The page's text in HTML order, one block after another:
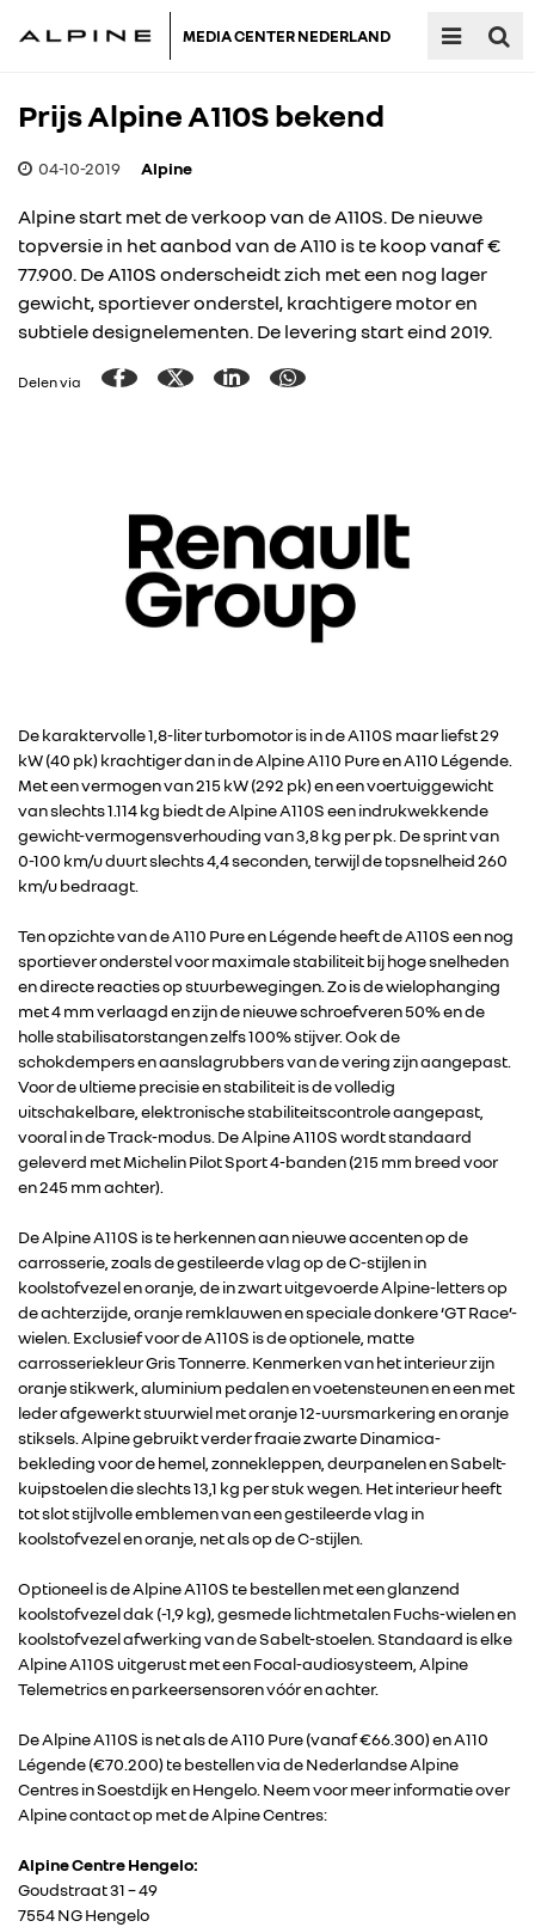
MEDIA CENTER NEDERLAND
RENAULT GROUP
RENAULT
DACIA
ALPINE
FOTO’S & VIDEO’S
Prijs Alpine A110S bekend
04-10-2019 Alpine
Alpine start met de verkoop van de A110S. De nieuwe
topversie in het aanbod van de A110 is te koop vanaf €
77.900. De A110S onderscheidt zich met een nog lager
gewicht, sportiever onderstel, krachtigere motor en
subtiele designelementen. De levering start eind 2019.
Delen via
De karaktervolle 1,8-liter turbomotor is in de A110S maar liefst 29
kW (40 pk) krachtiger dan in de Alpine A110 Pure en A110 Légende.
Met een vermogen van 215 kW (292 pk) en een voertuiggewicht
van slechts 1.114 kg biedt de Alpine A110S een indrukwekkende
gewicht-vermogensverhouding van 3,8 kg per pk. De sprint van
0-100 km/u duurt slechts 4,4 seconden, terwijl de topsnelheid 260
km/u bedraagt.
Ten opzichte van de A110 Pure en Légende heeft de A110S een nog
sportiever onderstel voor maximale stabiliteit bij hoge snelheden
en directe reacties op stuurbewegingen. Zo is de wielophanging
met 4 mm verlaagd en zijn de nieuwe schroefveren 50% en de
holle stabilisatorstangen zelfs 100% stijver. Ook de
schokdempers en aanslagrubbers van de vering zijn aangepast.
Voor de ultieme precisie en stabiliteit is de volledig
uitschakelbare, elektronische stabiliteitscontrole aangepast,
vooral in de Track-modus. De Alpine A110S wordt standaard
geleverd met Michelin Pilot Sport 4-banden (215 mm breed voor
en 245 mm achter).
De Alpine A110S is te herkennen aan nieuwe accenten op de
carrosserie, zoals de gestileerde vlag op de C-stijlen in
koolstofvezel en oranje, de in zwart uitgevoerde Alpine-letters op
de achterzijde, oranje remklauwen en speciale donkere ‘GT Race’-
wielen. Exclusief voor de A110S is de optionele, matte
carrosseriekleur Gris Tonnerre. Kenmerken van het interieur zijn
oranje stikwerk, aluminium pedalen en voetensteunen en een met
leder afgewerkt stuurwiel met oranje 12-uursmarkering en oranje
stiksels. Alpine gebruikt verder fraaie zwarte Dinamica-
bekleding voor de hemel, zonnekleppen, deurpanelen en Sabelt-
kuipstoelen die slechts 13,1 kg per stuk wegen. Het interieur heeft
tot slot stijlvolle emblemen van een gestileerde vlag in
koolstofvezel en oranje, net als op de C-stijlen.
Optioneel is de Alpine A110S te bestellen met een glanzend
koolstofvezel dak (-1,9 kg), gesmede lichtmetalen Fuchs-wielen en
koolstofvezel afwerking van de Sabelt-stoelen. Standaard is elke
Alpine A110S uitgerust met een Focal-audiosysteem, Alpine
Telemetrics en parkeersensoren vóór en achter.
De Alpine A110S is net als de A110 Pure (vanaf €66.300) en A110
Légende (€70.200) te bestellen via de Nederlandse Alpine
Centres in Soestdijk en Hengelo. Neem voor meer informatie over
Alpine contact op met de Alpine Centres:
Alpine Centre Hengelo:
Goudstraat 31 – 49
7554 NG Hengelo